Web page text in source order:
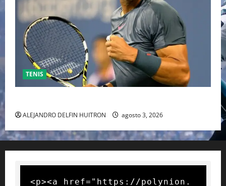
TENIS
ALEJANDRO DELFIN HUITRON agosto 3, 2026
<p><a href="https://polynion.